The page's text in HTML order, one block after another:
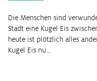
Die Menschen sind
Stadt eine Kugel Eis
heute ist plötzlich alles
Kugel Eis nu…